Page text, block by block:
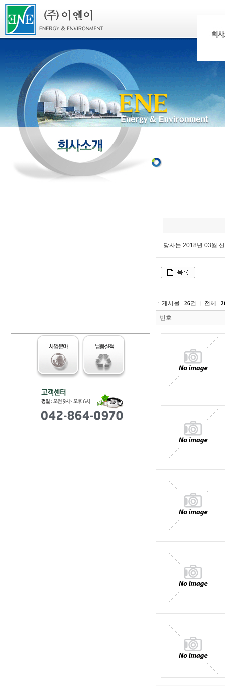
당사는 2018년 03월
ㆍ게시물 : 26건 전체 :
번호